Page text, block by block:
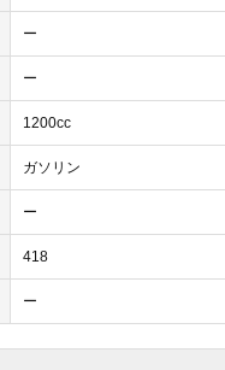
ー
ー
1200cc
ガソリン
ー
418
ー